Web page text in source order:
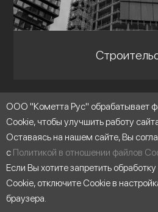
ООО "Кометта Рус" обрабатывает
Cookie, чтобы улучшить работу
Оставаясь на нашем сайте, Вы
с Политикой в отношении файлов
Если Вы хотите запретить
Cookie, отключите Cookie в
браузера.